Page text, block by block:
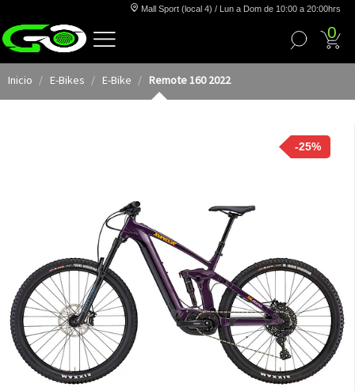
Mall Sport (local 4) / Lun a Dom de 10:00 a 20:00hrs
0
Inicio E-Bikes E-Bike Remote 160 2022
-25%